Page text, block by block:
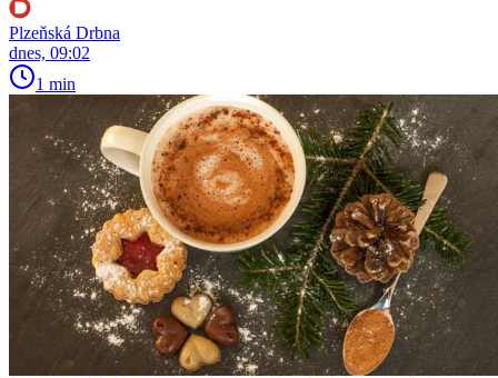
Plzeňská Drbna
dnes, 09:02
1 min